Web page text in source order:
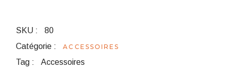
SKU :
80
Catégorie :
ACCESSOIRES
Tag : Accessoires